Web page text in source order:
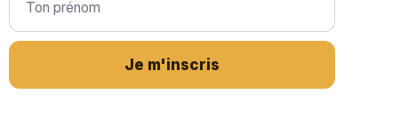
Je m'inscris